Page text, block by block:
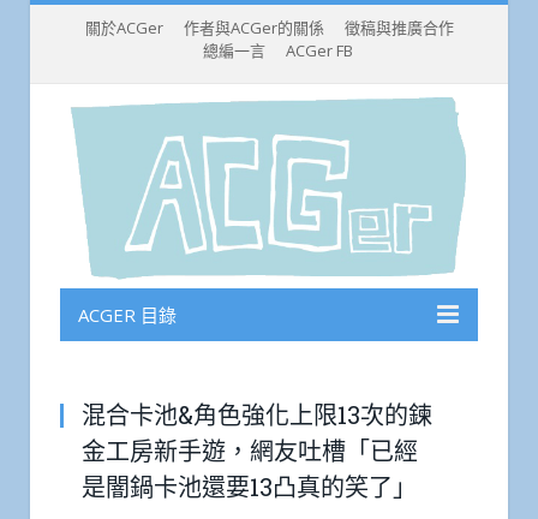
關於ACGer 作者與ACGer的關係
徵稿與推廣合作
總編一言
ACGer FB
ACGER 目錄
混合卡池&角色強化上限13次的鍊
金工房新手遊，網友吐槽「已經
是闇鍋卡池還要13凸真的笑了」